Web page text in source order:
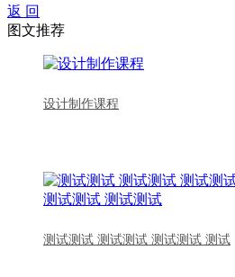
返 回
图文推荐
设计制作课程
测试测试 测试测试 测试测试 测试